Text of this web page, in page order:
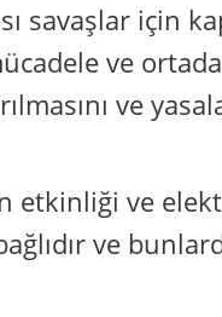
savaşlar için
ve
ve
etkinliği ve
ve